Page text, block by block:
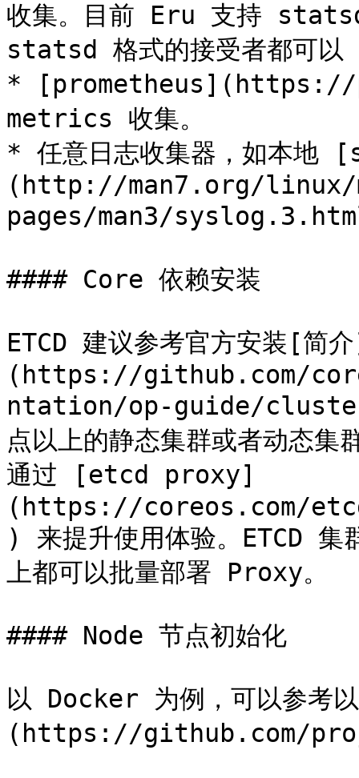
收集。目前 Eru 支持
statsd 格式的接受者都可以
* [prometheus](https://
metrics 收集。
* 任意日志收集器，如本地
(http://man7.org/linux/
pages/man3/
#### Core 依赖安装
ETCD 建议参考官方安装[简
(https://github.com/
ntation/op-guide/
点以上的静态集群或者动态
通过 [etcd proxy]
(https://coreos.com/
) 来提升使用体验。ETCD 集
上都可以批量部署 Proxy。
#### Node 节点初始化
以 Docker 为例，可以参
(https://github.com/